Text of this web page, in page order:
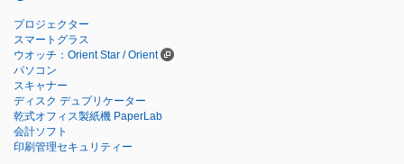
プロジェクター
スマートグラス
ウオッチ：Orient Star / Orient
パソコン
スキャナー
ディスク デュプリケーター
乾式オフィス製紙機 PaperLab
会計ソフト
印刷管理セキュリティー